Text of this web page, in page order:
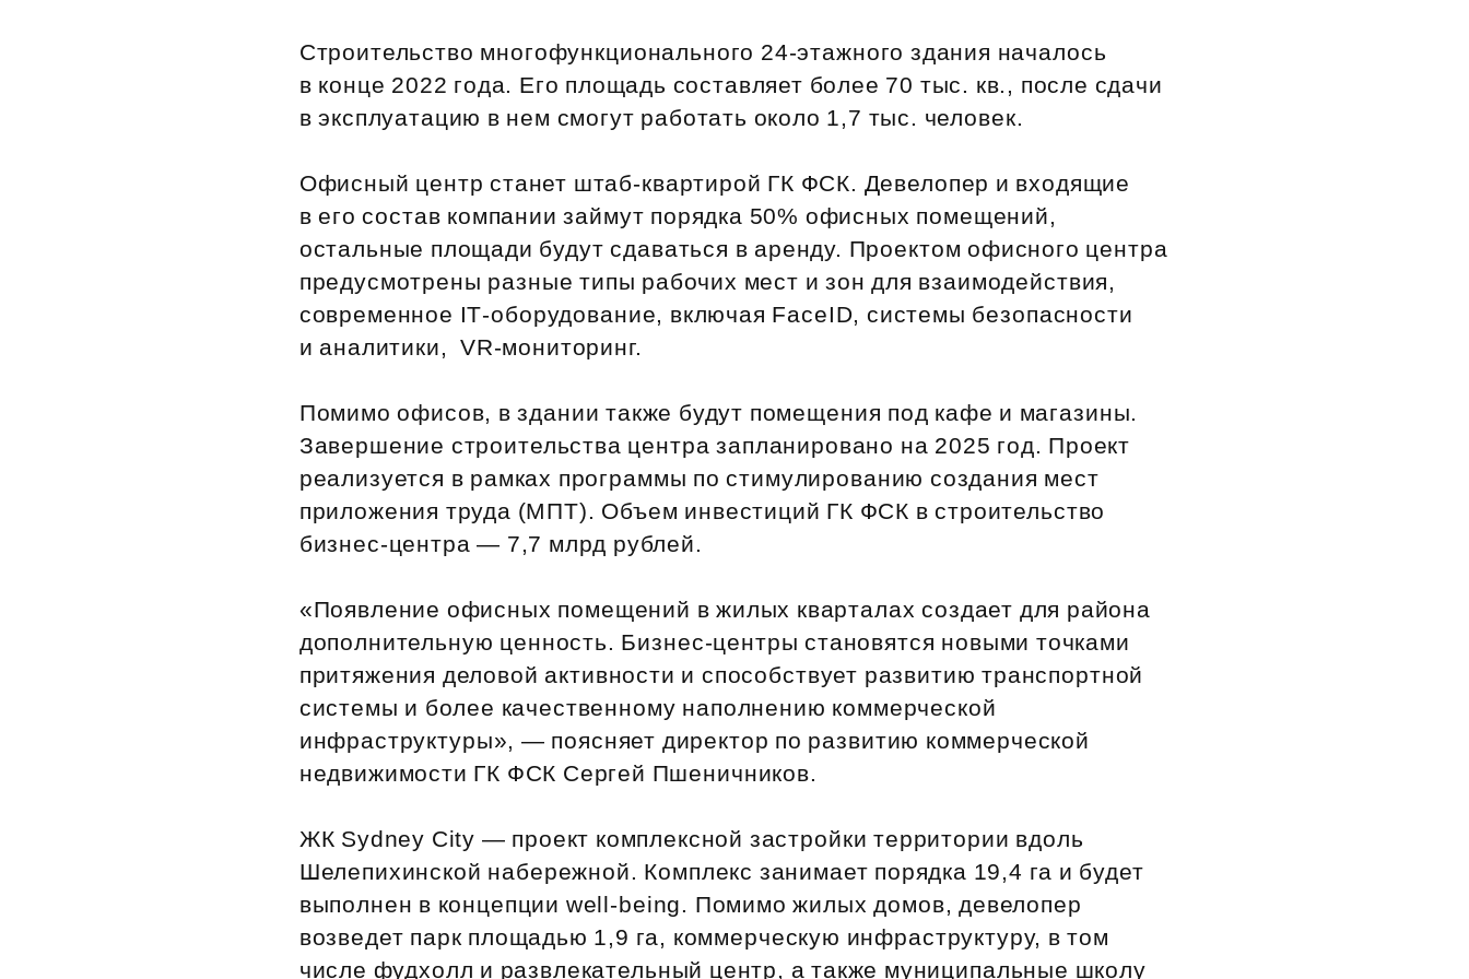
Строительство многофункционального 24‑этажного здания началось
в конце 2022 года. Его площадь составляет более 70 тыс. кв., после сдачи
в эксплуатацию в нем смогут работать около 1,7 тыс. человек.
Офисный центр станет штаб‑квартирой ГК ФСК. Девелопер и входящие
в его состав компании займут порядка 50% офисных помещений,
остальные площади будут сдаваться в аренду. Проектом офисного центра
предусмотрены разные типы рабочих мест и зон для взаимодействия,
современное IT‑оборудование, включая FaceID, системы безопасности
и аналитики, VR‑мониторинг.
Помимо офисов, в здании также будут помещения под кафе и магазины.
Завершение строительства центра запланировано на 2025 год. Проект
реализуется в рамках программы по стимулированию создания мест
приложения труда (МПТ). Объем инвестиций ГК ФСК в строительство
бизнес‑центра — 7,7 млрд рублей.
«Появление офисных помещений в жилых кварталах создает для района
дополнительную ценность. Бизнес‑центры становятся новыми точками
притяжения деловой активности и способствует развитию транспортной
системы и более качественному наполнению коммерческой
инфраструктуры», — поясняет директор по развитию коммерческой
недвижимости ГК ФСК Сергей Пшеничников.
ЖК Sydney City — проект комплексной застройки территории вдоль
Шелепихинской набережной. Комплекс занимает порядка 19,4 га и будет
выполнен в концепции well‑being. Помимо жилых домов, девелопер
возведет парк площадью 1,9 га, коммерческую инфраструктуру, в том
числе фудхолл и развлекательный центр, а также муниципальные школу